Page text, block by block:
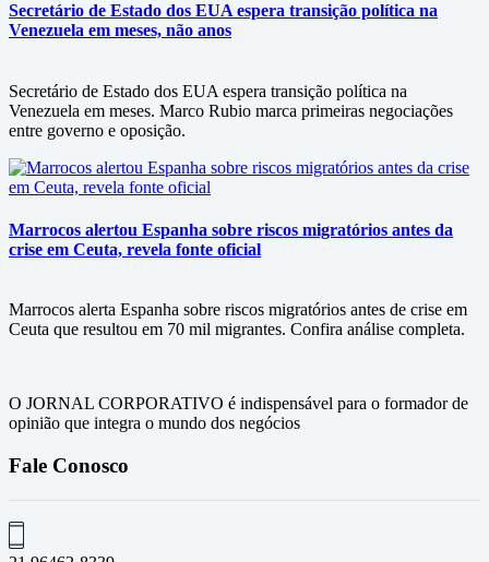
Secretário de Estado dos EUA espera transição política na
Venezuela em meses, não anos
Secretário de Estado dos EUA espera transição política na
Venezuela em meses. Marco Rubio marca primeiras negociações
entre governo e oposição.
Marrocos alertou Espanha sobre riscos migratórios antes da
crise em Ceuta, revela fonte oficial
Marrocos alerta Espanha sobre riscos migratórios antes de crise em
Ceuta que resultou em 70 mil migrantes. Confira análise completa.
O JORNAL CORPORATIVO é indispensável para o formador de
opinião que integra o mundo dos negócios
Fale Conosco